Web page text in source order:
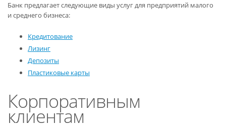
Банк предлагает следующие виды услуг для предприятий малого
и среднего бизнеса:
Кредитование
Лизинг
Депозиты
Пластиковые карты
Корпоративным
клиентам